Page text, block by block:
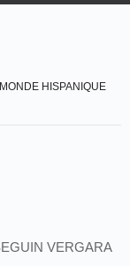
HISPANIQUE
VERGARA